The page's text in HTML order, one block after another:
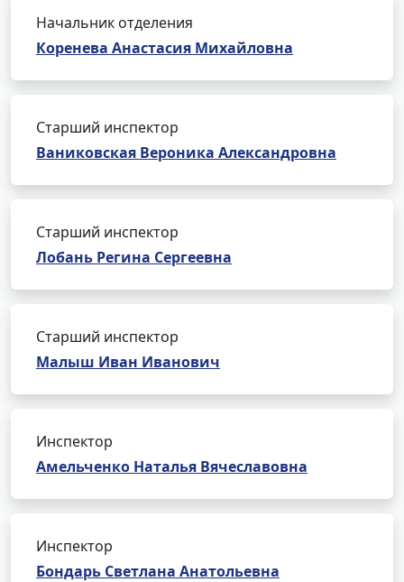
Начальник отделения
Коренева Анастасия Михайловна
Старший инспектор
Ваниковская Вероника Александровна
Старший инспектор
Лобань Регина Сергеевна
Старший инспектор
Малыш Иван Иванович
Инспектор
Амельченко Наталья Вячеславовна
Инспектор
Бондарь Светлана Анатольевна